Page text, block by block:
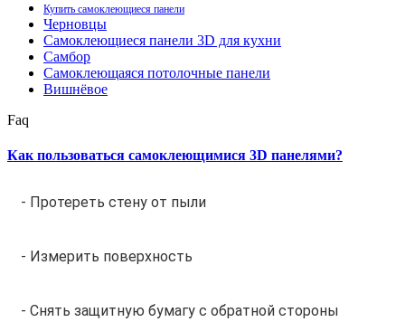
Купить самоклеющиеся панели
Черновцы
Самоклеющиеся панели 3D для кухни
Самбор
Самоклеющаяся потолочные панели
Вишнёвое
Faq
Как пользоваться самоклеющимися 3D панелями?
- Протереть стену от пыли
- Измерить поверхность
- Снять защитную бумагу с обратной стороны